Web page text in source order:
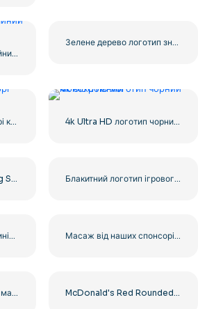
4k Ultra HD логотип чорний монохромний